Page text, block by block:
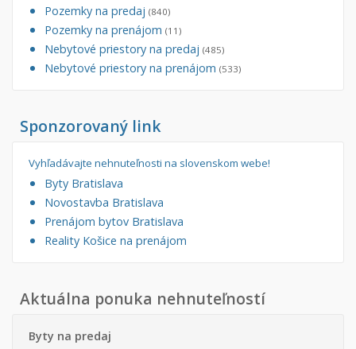
Pozemky na predaj (840)
Pozemky na prenájom (11)
Nebytové priestory na predaj (485)
Nebytové priestory na prenájom (533)
Sponzorovaný link
Vyhľadávajte nehnuteľnosti na slovenskom webe!
Byty Bratislava
Novostavba Bratislava
Prenájom bytov Bratislava
Reality Košice na prenájom
Aktuálna ponuka nehnuteľností
Byty na predaj